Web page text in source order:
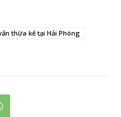
thừa kế tại Hải Phòng